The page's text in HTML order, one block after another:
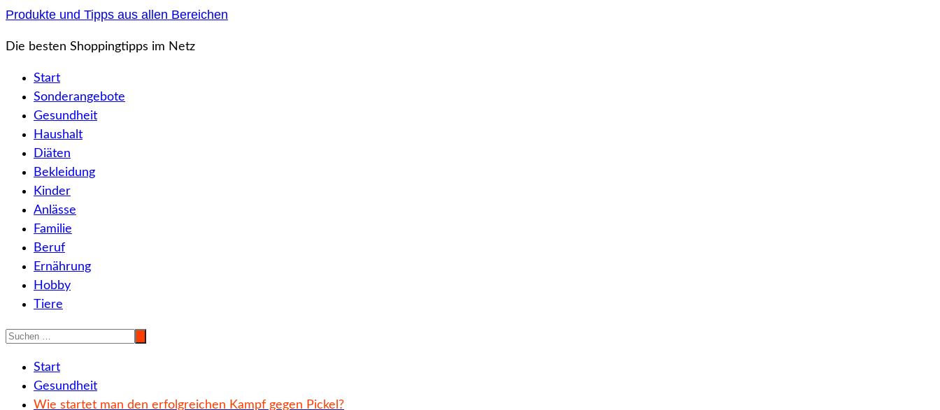
Zum
springen
Produkte und Tipps aus allen Bereichen
Die besten Shoppingtipps im Netz
Start
Sonderangebote
Gesundheit
Haushalt
Diäten
Bekleidung
Kinder
Anlässe
Familie
Beruf
Ernährung
Hobby
Tiere
Start
Gesundheit
Wie startet man den erfolgreichen Kampf gegen Pickel?